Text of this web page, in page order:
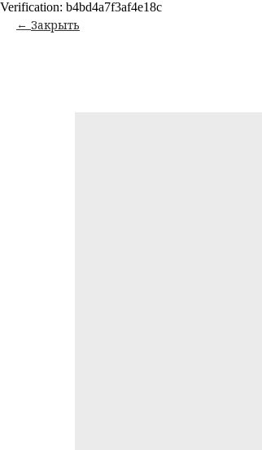
Verification: b4bd4a7f3af4e18c
Закрыть